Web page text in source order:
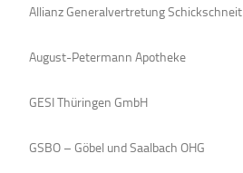
Allianz Generalvertretung Schickschneit
August-Petermann Apotheke
GESI Thüringen GmbH
GSBO – Göbel und Saalbach OHG